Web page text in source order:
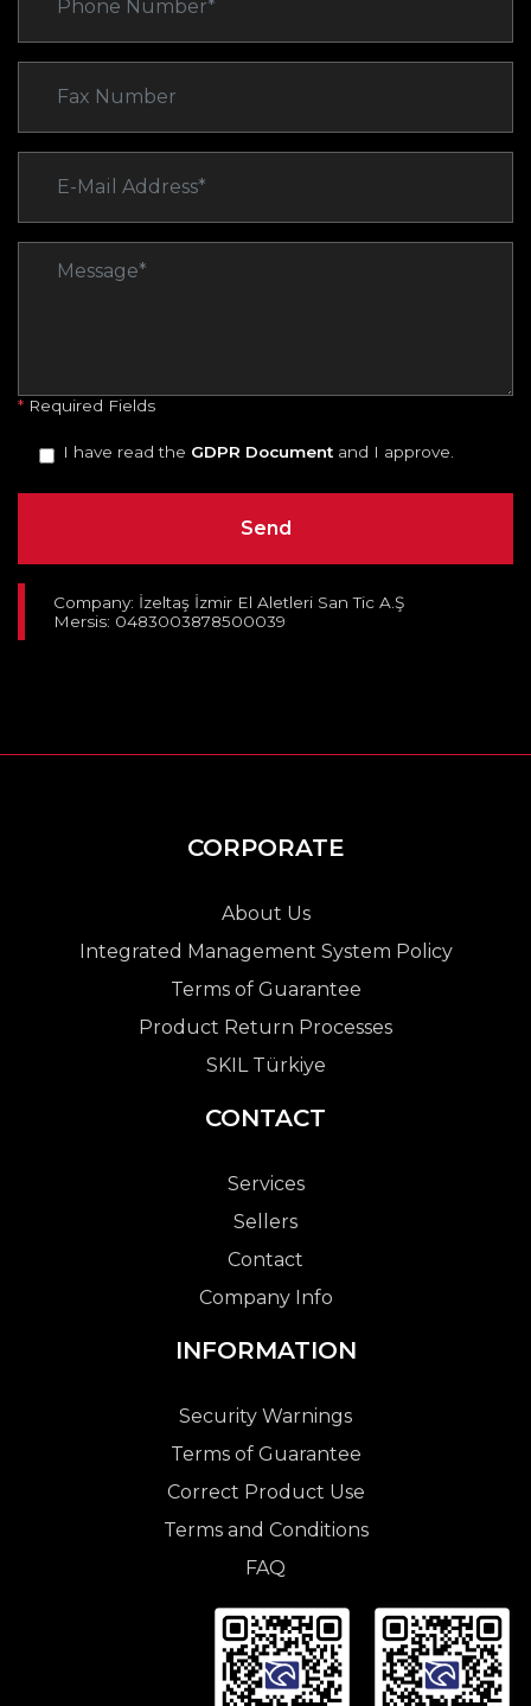
* Required Fields
I have read the GDPR Document and I approve.
Company: İzeltaş İzmir El Aletleri San Tic A.Ş
Mersis: 0483003878500039
CORPORATE
About Us
Integrated Management System Policy
Terms of Guarantee
Product Return Processes
SKIL Türkiye
CONTACT
Services
Sellers
Contact
Company Info
INFORMATION
Security Warnings
Terms of Guarantee
Correct Product Use
Terms and Conditions
FAQ